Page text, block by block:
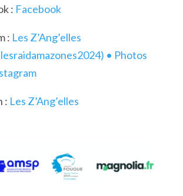
: Facebook
: Les Z’Ang’elles
• Photos
: Les Z’Ang’elles